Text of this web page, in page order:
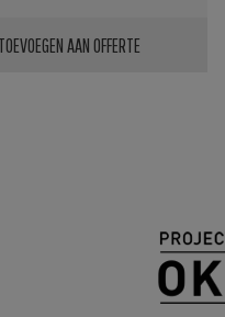
TOEVOEGEN AAN OFFERTE